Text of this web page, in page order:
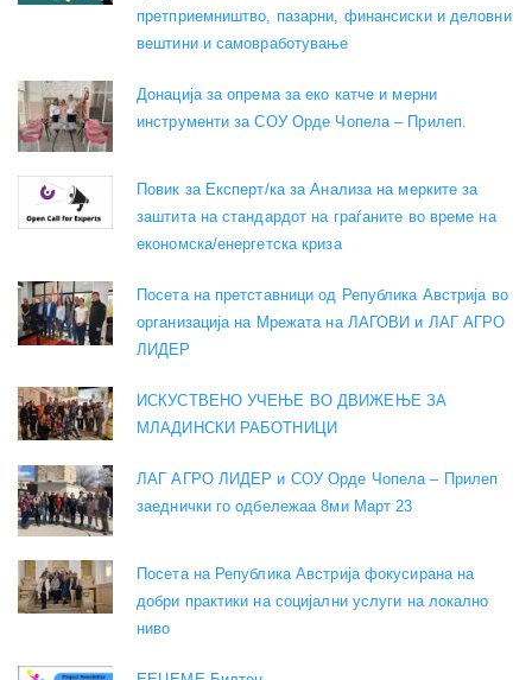
претприемништво, пазарни, финансиски и деловни
вештини и самовработување
Донација за опрема за еко катче и мерни
инструменти за СОУ Орде Чопела – Прилеп.
Повик за Експерт/ка за Анализа на мерките за
заштита на стандардот на граѓаните во време на
економска/енергетска криза
Посета на претставници од Република Австрија во
организација на Мрежата на ЛАГОВИ и ЛАГ АГРО
ЛИДЕР
ИСКУСТВЕНО УЧЕЊЕ ВО ДВИЖЕЊЕ ЗА
МЛАДИНСКИ РАБОТНИЦИ
ЛАГ АГРО ЛИДЕР и СОУ Орде Чопела – Прилеп
заеднички го одбележаа 8ми Март 23
Посета на Република Австрија фокусирана на
добри практики на социјални услуги на локално
ниво